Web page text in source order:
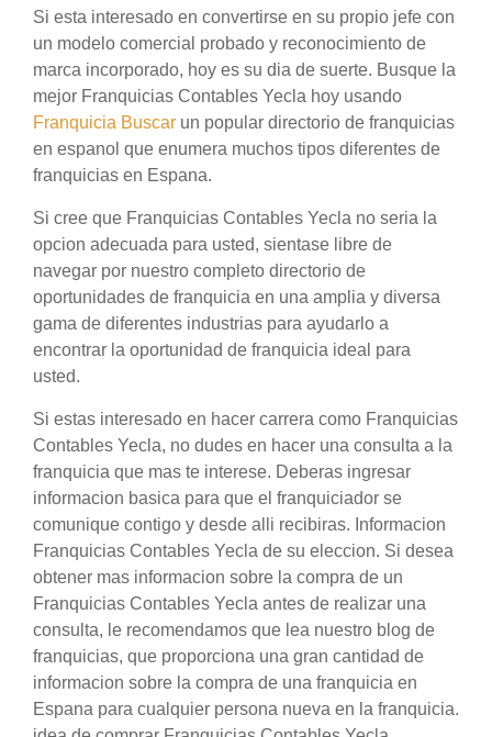
Si esta interesado en convertirse en su propio jefe con
un modelo comercial probado y reconocimiento de
marca incorporado, hoy es su dia de suerte. Busque la
mejor Franquicias Contables Yecla hoy usando
Franquicia Buscar un popular directorio de franquicias
en espanol que enumera muchos tipos diferentes de
franquicias en Espana.
Si cree que Franquicias Contables Yecla no seria la
opcion adecuada para usted, sientase libre de
navegar por nuestro completo directorio de
oportunidades de franquicia en una amplia y diversa
gama de diferentes industrias para ayudarlo a
encontrar la oportunidad de franquicia ideal para
usted.
Si estas interesado en hacer carrera como Franquicias
Contables Yecla, no dudes en hacer una consulta a la
franquicia que mas te interese. Deberas ingresar
informacion basica para que el franquiciador se
comunique contigo y desde alli recibiras. Informacion
Franquicias Contables Yecla de su eleccion. Si desea
obtener mas informacion sobre la compra de un
Franquicias Contables Yecla antes de realizar una
consulta, le recomendamos que lea nuestro blog de
franquicias, que proporciona una gran cantidad de
informacion sobre la compra de una franquicia en
Espana para cualquier persona nueva en la franquicia.